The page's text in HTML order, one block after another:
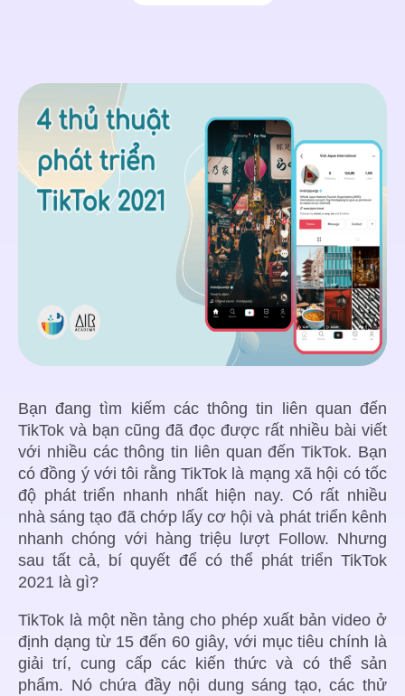
Bạn đang tìm kiếm các thông tin liên quan đến
TikTok và bạn cũng đã đọc được rất nhiều bài viết
với nhiều các thông tin liên quan đến TikTok. Bạn
có đồng ý với tôi rằng TikTok là mạng xã hội có tốc
độ phát triển nhanh nhất hiện nay. Có rất nhiều
nhà sáng tạo đã chớp lấy cơ hội và phát triển kênh
nhanh chóng với hàng triệu lượt Follow. Nhưng
sau tất cả, bí quyết để có thể phát triển TikTok
2021 là gì?
TikTok là một nền tảng cho phép xuất bản video ở
định dạng từ 15 đến 60 giây, với mục tiêu chính là
giải trí, cung cấp các kiến thức và có thể sản
phẩm. Nó chứa đầy nội dung sáng tạo, các thử